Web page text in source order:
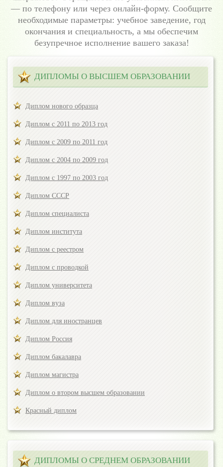
— по телефону или через онлайн-форму. Сообщите
необходимые параметры: учебное заведение, год
окончания и специальность, а мы обеспечим
безупречное исполнение вашего заказа!
ДИПЛОМЫ О ВЫСШЕМ ОБРАЗОВАНИИ
Диплом нового образца
Диплом с 2011 по 2013 год
Диплом с 2009 по 2011 год
Диплом с 2004 по 2009 год
Диплом с 1997 по 2003 год
Диплом СССР
Диплом специалиста
Диплом института
Диплом с реестром
Диплом с проводкой
Диплом университета
Диплом вуза
Диплом для иностранцев
Диплом Россия
Диплом бакалавра
Диплом магистра
Диплом о втором высшем образовании
Красный диплом
ДИПЛОМЫ О СРЕДНЕМ ОБРАЗОВАНИИ